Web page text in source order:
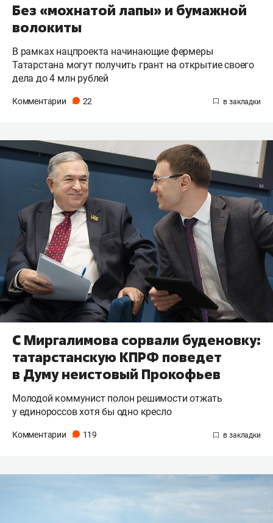
Без «мохнатой лапы» и бумажной
волокиты
В рамках нацпроекта начинающие фермеры
Татарстана могут получить грант на открытие своего
дела до 4 млн рублей
Комментарии 22
C Миргалимова сорвали буденовку:
татарстанскую КПРФ поведет
в Думу неистовый Прокофьев
Молодой коммунист полон решимости отжать
у единороссов хотя бы одно кресло
Комментарии 119